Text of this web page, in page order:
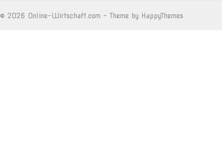
© 2026 Online-Wirtschaft.com - Theme by HappyThemes